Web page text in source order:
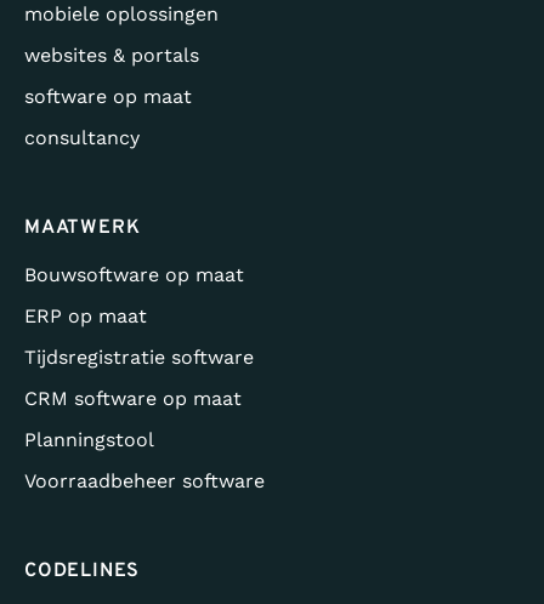
mobiele oplossingen
websites & portals
software op maat
consultancy
MAATWERK
Bouwsoftware op maat
ERP op maat
Tijdsregistratie software
CRM software op maat
Planningstool
Voorraadbeheer software
CODELINES